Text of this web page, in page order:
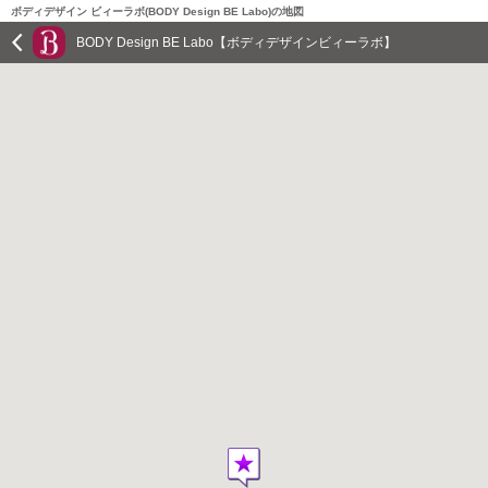
ボディデザイン ビィーラボ(BODY Design BE Labo)の地図
BODY Design BE Labo【ボディデザインビィーラボ】